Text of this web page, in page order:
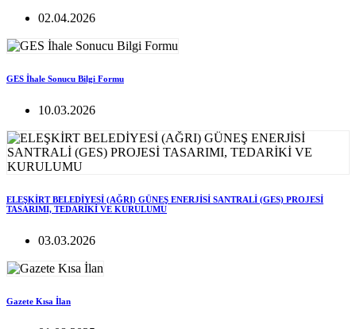
02.04.2026
GES İhale Sonucu Bilgi Formu
10.03.2026
ELEŞKİRT BELEDİYESİ (AĞRI) GÜNEŞ ENERJİSİ SANTRALİ (GES) PROJESİ
TASARIMI, TEDARİKİ VE KURULUMU
03.03.2026
Gazete Kısa İlan